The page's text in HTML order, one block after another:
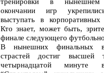
окончании игр
выступать в корпоративных
Кто знает, может быть,
финале следующего
В нынешних финальных
страстей достиг
четырнадцатой